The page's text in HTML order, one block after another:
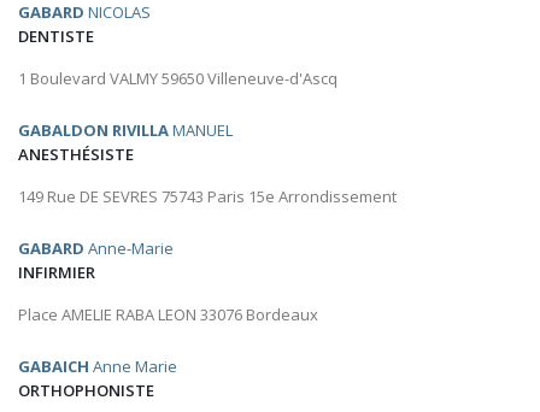
GABARD NICOLAS
DENTISTE
1 Boulevard VALMY 59650 Villeneuve-d'Ascq
GABALDON RIVILLAMANUEL
ANESTHÉSISTE
149 Rue DE SEVRES 75743 Paris 15e Arrondissement
GABARD Anne-Marie
INFIRMIER
Place AMELIE RABA LEON 33076 Bordeaux
GABAICH Anne Marie
ORTHOPHONISTE